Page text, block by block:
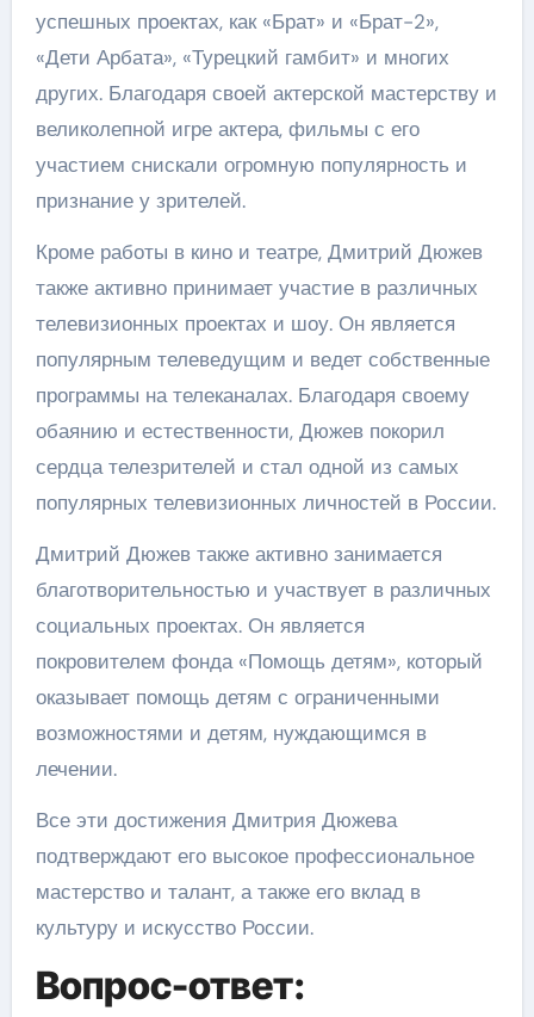
успешных проектах, как «Брат» и «Брат-2»,
«Дети Арбата», «Турецкий гамбит» и многих
других. Благодаря своей актерской мастерству и
великолепной игре актера, фильмы с его
участием снискали огромную популярность и
признание у зрителей.
Кроме работы в кино и театре, Дмитрий Дюжев
также активно принимает участие в различных
телевизионных проектах и шоу. Он является
популярным телеведущим и ведет собственные
программы на телеканалах. Благодаря своему
обаянию и естественности, Дюжев покорил
сердца телезрителей и стал одной из самых
популярных телевизионных личностей в России.
Дмитрий Дюжев также активно занимается
благотворительностью и участвует в различных
социальных проектах. Он является
покровителем фонда «Помощь детям», который
оказывает помощь детям с ограниченными
возможностями и детям, нуждающимся в
лечении.
Все эти достижения Дмитрия Дюжева
подтверждают его высокое профессиональное
мастерство и талант, а также его вклад в
культуру и искусство России.
Вопрос-ответ: